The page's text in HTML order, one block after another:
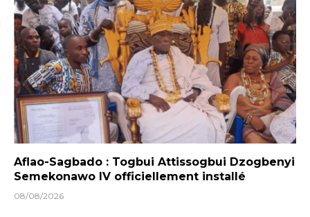
Aflao-Sagbado : Togbui Attissogbui Dzogbenyi
Semekonawo IV officiellement installé
08/08/2026